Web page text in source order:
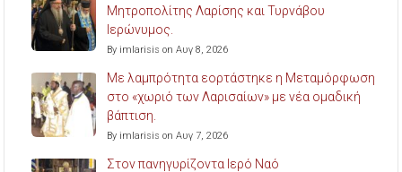
Μητροπολίτης Λαρίσης και Τυρνάβου
Ιερώνυμος.
By imlarisis on Αυγ 8, 2026
Με λαμπρότητα εορτάστηκε η Μεταμόρφωση
στο «χωριό των Λαρισαίων» με νέα ομαδική
βάπτιση.
By imlarisis on Αυγ 7, 2026
Στον πανηγυρίζοντα Ιερό Ναό